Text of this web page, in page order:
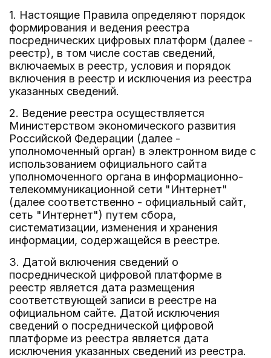
1. Настоящие Правила определяют порядок
формирования и ведения реестра
посреднических цифровых платформ (далее -
реестр), в том числе состав сведений,
включаемых в реестр, условия и порядок
включения в реестр и исключения из реестра
указанных сведений.
2. Ведение реестра осуществляется
Министерством экономического развития
Российской Федерации (далее -
уполномоченный орган) в электронном виде с
использованием официального сайта
уполномоченного органа в информационно-
телекоммуникационной сети "Интернет"
(далее соответственно - официальный сайт,
сеть "Интернет") путем сбора,
систематизации, изменения и хранения
информации, содержащейся в реестре.
3. Датой включения сведений о
посреднической цифровой платформе в
реестр является дата размещения
соответствующей записи в реестре на
официальном сайте. Датой исключения
сведений о посреднической цифровой
платформе из реестра является дата
исключения указанных сведений из реестра.